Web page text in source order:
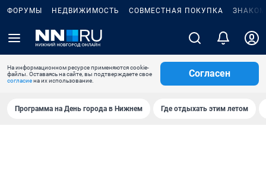
ФОРУМЫ НЕДВИЖИМОСТЬ СОВМЕСТНАЯ ПОКУПКА
На информационном ресурсе применяются cookie-
файлы. Оставаясь на сайте, вы подтверждаете свое
согласиена их использование.
Согласен
Программа на День города в Нижнем Где отдыхать этим летом